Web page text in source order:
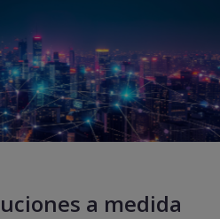
a medida